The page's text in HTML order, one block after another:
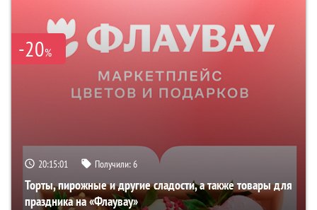
-20%
20:15:00 Получили:6
Торты, пирожные и другие сладости, а также товары для
праздника на «Флаувау»